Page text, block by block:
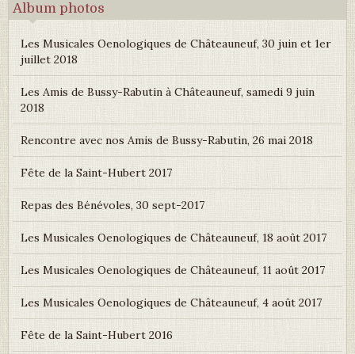
Album photos
Les Musicales Oenologiques de Châteauneuf, 30 juin et 1er
juillet 2018
Les Amis de Bussy-Rabutin à Châteauneuf, samedi 9 juin
2018
Rencontre avec nos Amis de Bussy-Rabutin, 26 mai 2018
Fête de la Saint-Hubert 2017
Repas des Bénévoles, 30 sept-2017
Les Musicales Oenologiques de Châteauneuf, 18 août 2017
Les Musicales Oenologiques de Châteauneuf, 11 août 2017
Les Musicales Oenologiques de Châteauneuf, 4 août 2017
Fête de la Saint-Hubert 2016